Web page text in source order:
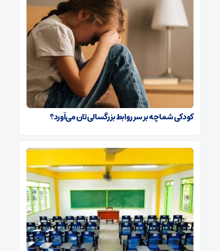
کودکی شما چه بر سر روابط بزرگسالی‌تان می‌آورد؟